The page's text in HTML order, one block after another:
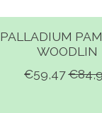
PALLADIUM
WOODLIN
€59,47